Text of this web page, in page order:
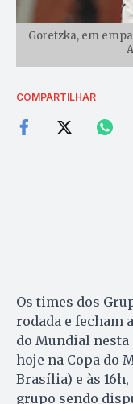
Goretzka, em
COMPARTILHAR
Os times dos
rodada e fecham
do Mundial nesta
hoje na Copa do
Brasília) e às
grupo sendo